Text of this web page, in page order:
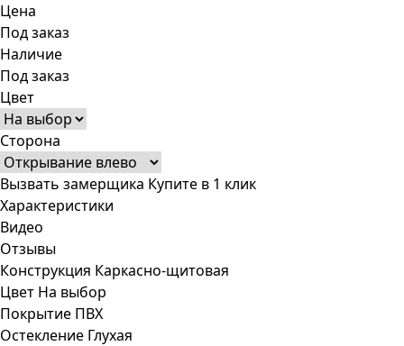
Цена
Под заказ
Наличие
Под заказ
Цвет
Сторона
Вызвать замерщика Купите в 1 клик
Характеристики
Видео
Отзывы
Конструкция Каркасно-щитовая
Цвет На выбор
Покрытие ПВХ
Остекление Глухая